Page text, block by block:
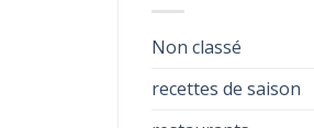
Non classé
recettes de saison